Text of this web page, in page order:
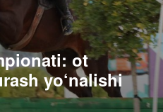
ot
yo‘nalishi